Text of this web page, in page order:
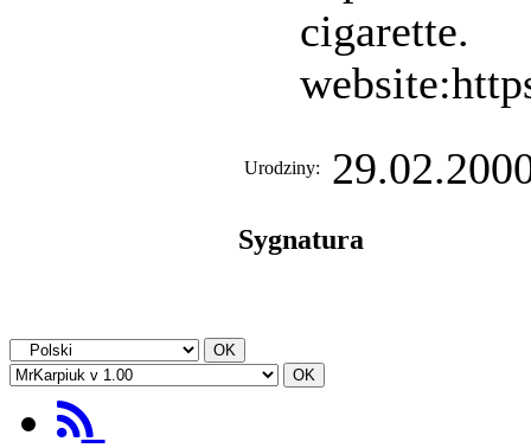
cigarette.
Urodziny:
Sygnatura